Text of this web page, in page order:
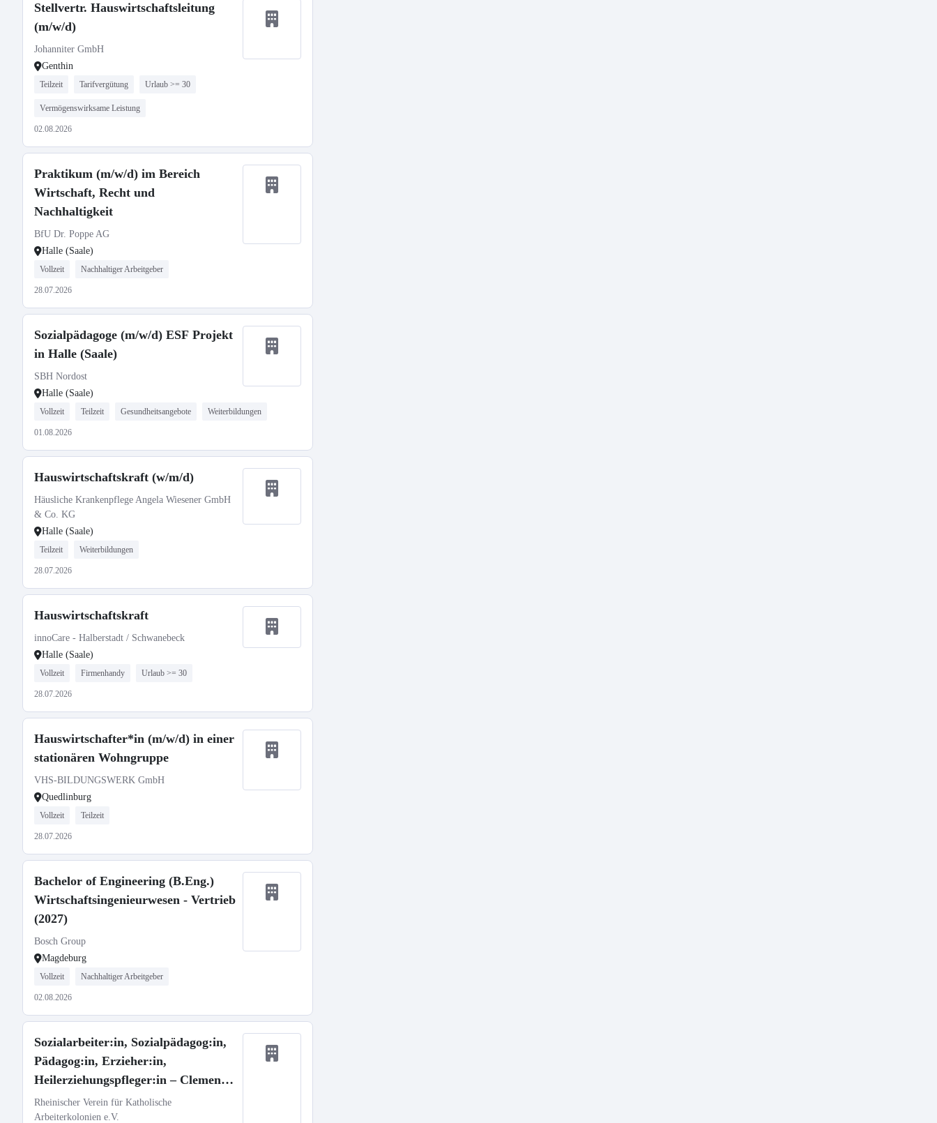
Stellvertr. Hauswirtschaftsleitung
(m/w/d)
Johanniter GmbH
Genthin
Teilzeit Tarifvergütung Urlaub >= 30
Vermögenswirksame Leistung
02.08.2026
Praktikum (m/w/d) im Bereich
Wirtschaft, Recht und
Nachhaltigkeit
BfU Dr. Poppe AG
Halle (Saale)
Vollzeit Nachhaltiger Arbeitgeber
28.07.2026
Sozialpädagoge (m/w/d) ESF Projekt
in Halle (Saale)
SBH Nordost
Halle (Saale)
Vollzeit Teilzeit Gesundheitsangebote Weiterbildungen
01.08.2026
Hauswirtschaftskraft (w/m/d)
Häusliche Krankenpflege Angela Wiesener GmbH
& Co. KG
Halle (Saale)
Teilzeit Weiterbildungen
28.07.2026
Hauswirtschaftskraft
innoCare - Halberstadt / Schwanebeck
Halle (Saale)
Vollzeit Firmenhandy Urlaub >= 30
28.07.2026
Hauswirtschafter*in (m/w/d) in einer
stationären Wohngruppe
VHS-BILDUNGSWERK GmbH
Quedlinburg
Vollzeit Teilzeit
28.07.2026
Bachelor of Engineering (B.Eng.)
Wirtschaftsingenieurwesen - Vertrieb
(2027)
Bosch Group
Magdeburg
Vollzeit Nachhaltiger Arbeitgeber
02.08.2026
Sozialarbeiter:in, Sozialpädagog:in,
Pädagog:in, Erzieher:in,
Heilerziehungspfleger:in – Clemens-
Josef-Haus
Rheinischer Verein für Katholische
Arbeiterkolonien e.V.